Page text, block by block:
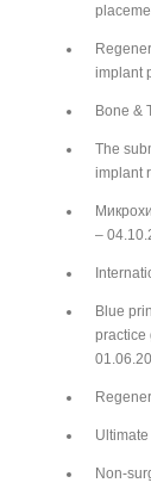
implant
Bone &
The
implant
–
Blue
practice
Non-